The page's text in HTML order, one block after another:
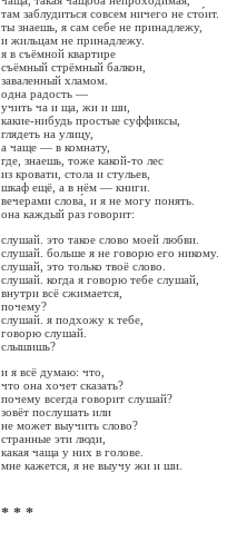
там заблудиться совсем ничего не сто́ит.
ты знаешь, я сам себе не принадлежу,
и жильцам не принадлежу.
я в съёмной квартире
съёмный стрёмный балкон,
заваленный хламом.
одна радость —
учить ча и ща, жи и ши,
какие-нибудь простые суффиксы,
глядеть на улицу,
а чаще — в комнату,
где, знаешь, тоже какой-то лес
из кровати, стола и стульев,
шкаф ещё, а в нём — книги.
вечерами слова́, и я не могу понять.
она каждый раз говорит:
слушай. это такое слово моей любви.
слушай. больше я не говорю его никому.
слушай, это только твоё слово.
слушай. когда я говорю тебе слушай,
внутри всё сжимается,
почему?
слушай. я подхожу к тебе,
говорю слушай.
слышишь?
и я всё думаю: что,
что она хочет сказать?
почему всегда говорит слушай?
зовёт послушать или
не может выучить слово?
странные эти люди,
какая чаща у них в голове.
мне кажется, я не выучу жи и ши.
* * *